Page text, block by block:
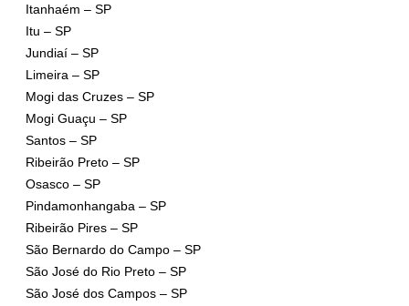
Itanhaém – SP
Itu – SP
Jundiaí – SP
Limeira – SP
Mogi das Cruzes – SP
Mogi Guaçu – SP
Santos – SP
Ribeirão Preto – SP
Osasco – SP
Pindamonhangaba – SP
Ribeirão Pires – SP
São Bernardo do Campo – SP
São José do Rio Preto – SP
São José dos Campos – SP